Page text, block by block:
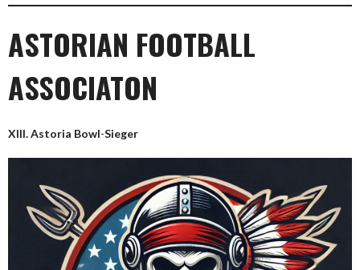
ASTORIAN FOOTBALL
ASSOCIATON
XIII. Astoria Bowl-Sieger